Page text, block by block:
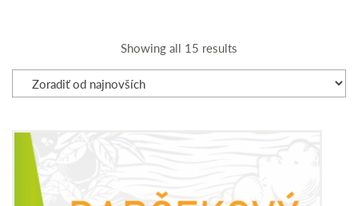
Showing all 15 results